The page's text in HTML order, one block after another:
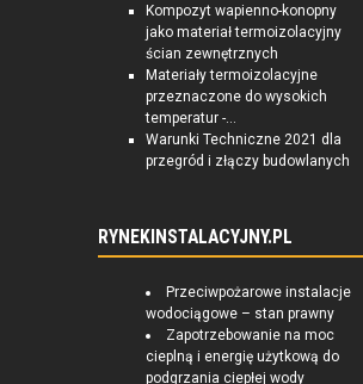
Kompozyt wapienno-konopny
jako materiał termoizolacyjny
ścian zewnętrznych
Materiały termoizolacyjne
przeznaczone do wysokich
temperatur -...
Warunki Techniczne 2021 dla
przegród i złączy budowlanych
RYNEKINSTALACYJNY.PL
Przeciwpożarowe instalacje
wodociągowe – stan prawny
Zapotrzebowanie na moc
cieplną i energię użytkową do
podgrzania ciepłej wody